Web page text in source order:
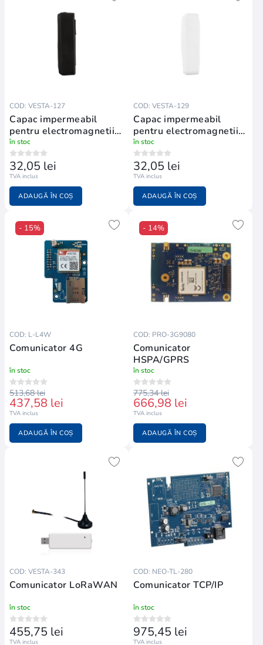
COD: VESTA-127
Capac impermeabil
pentru electromagnetii
VESTA-401, VESTA-
359-VESTA-019N,
VESTA-126
în stoc
32,05 lei
TVA inclus
ADAUGĂ ÎN COȘ
COD: VESTA-129
Capac impermeabil
pentru electromagnetii
VESTA-401, VESTA-
359-VESTA-019N,
VESTA-126
în stoc
32,05 lei
TVA inclus
ADAUGĂ ÎN COȘ
- 15%
COD: L-L4W
Comunicator 4G
în stoc
513,68 lei
437,58 lei
TVA inclus
ADAUGĂ ÎN COȘ
- 14%
COD: PRO-3G9080
Comunicator
HSPA/GPRS
în stoc
775,34 lei
666,98 lei
TVA inclus
ADAUGĂ ÎN COȘ
COD: VESTA-343
Comunicator LoRaWAN
în stoc
455,75 lei
TVA inclus
COD: NEO-TL-280
Comunicator TCP/IP
în stoc
975,45 lei
TVA inclus